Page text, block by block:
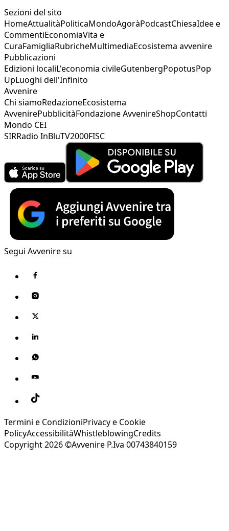
Sezioni del sito
HomeAttualitàPoliticaMondoAgoràPodcastChiesaIdee e
CommentiEconomiaVita e
CuraFamigliaRubricheMultimediaEcosistema avvenire
Pubblicazioni
Edizioni localiL'economia civileGutenbergPopotusPop
UpLuoghi dell'Infinito
Avvenire
Chi siamoRedazioneEcosistema
AvvenirePubblicitàFondazione AvvenireShopContatti
Mondo CEI
SIRRadio InBluTV2000FISC
Segui Avvenire su
Termini e CondizioniPrivacy e Cookie
PolicyAccessibilitàWhistleblowingCredits
Copyright 2026 ©Avvenire P.Iva 00743840159